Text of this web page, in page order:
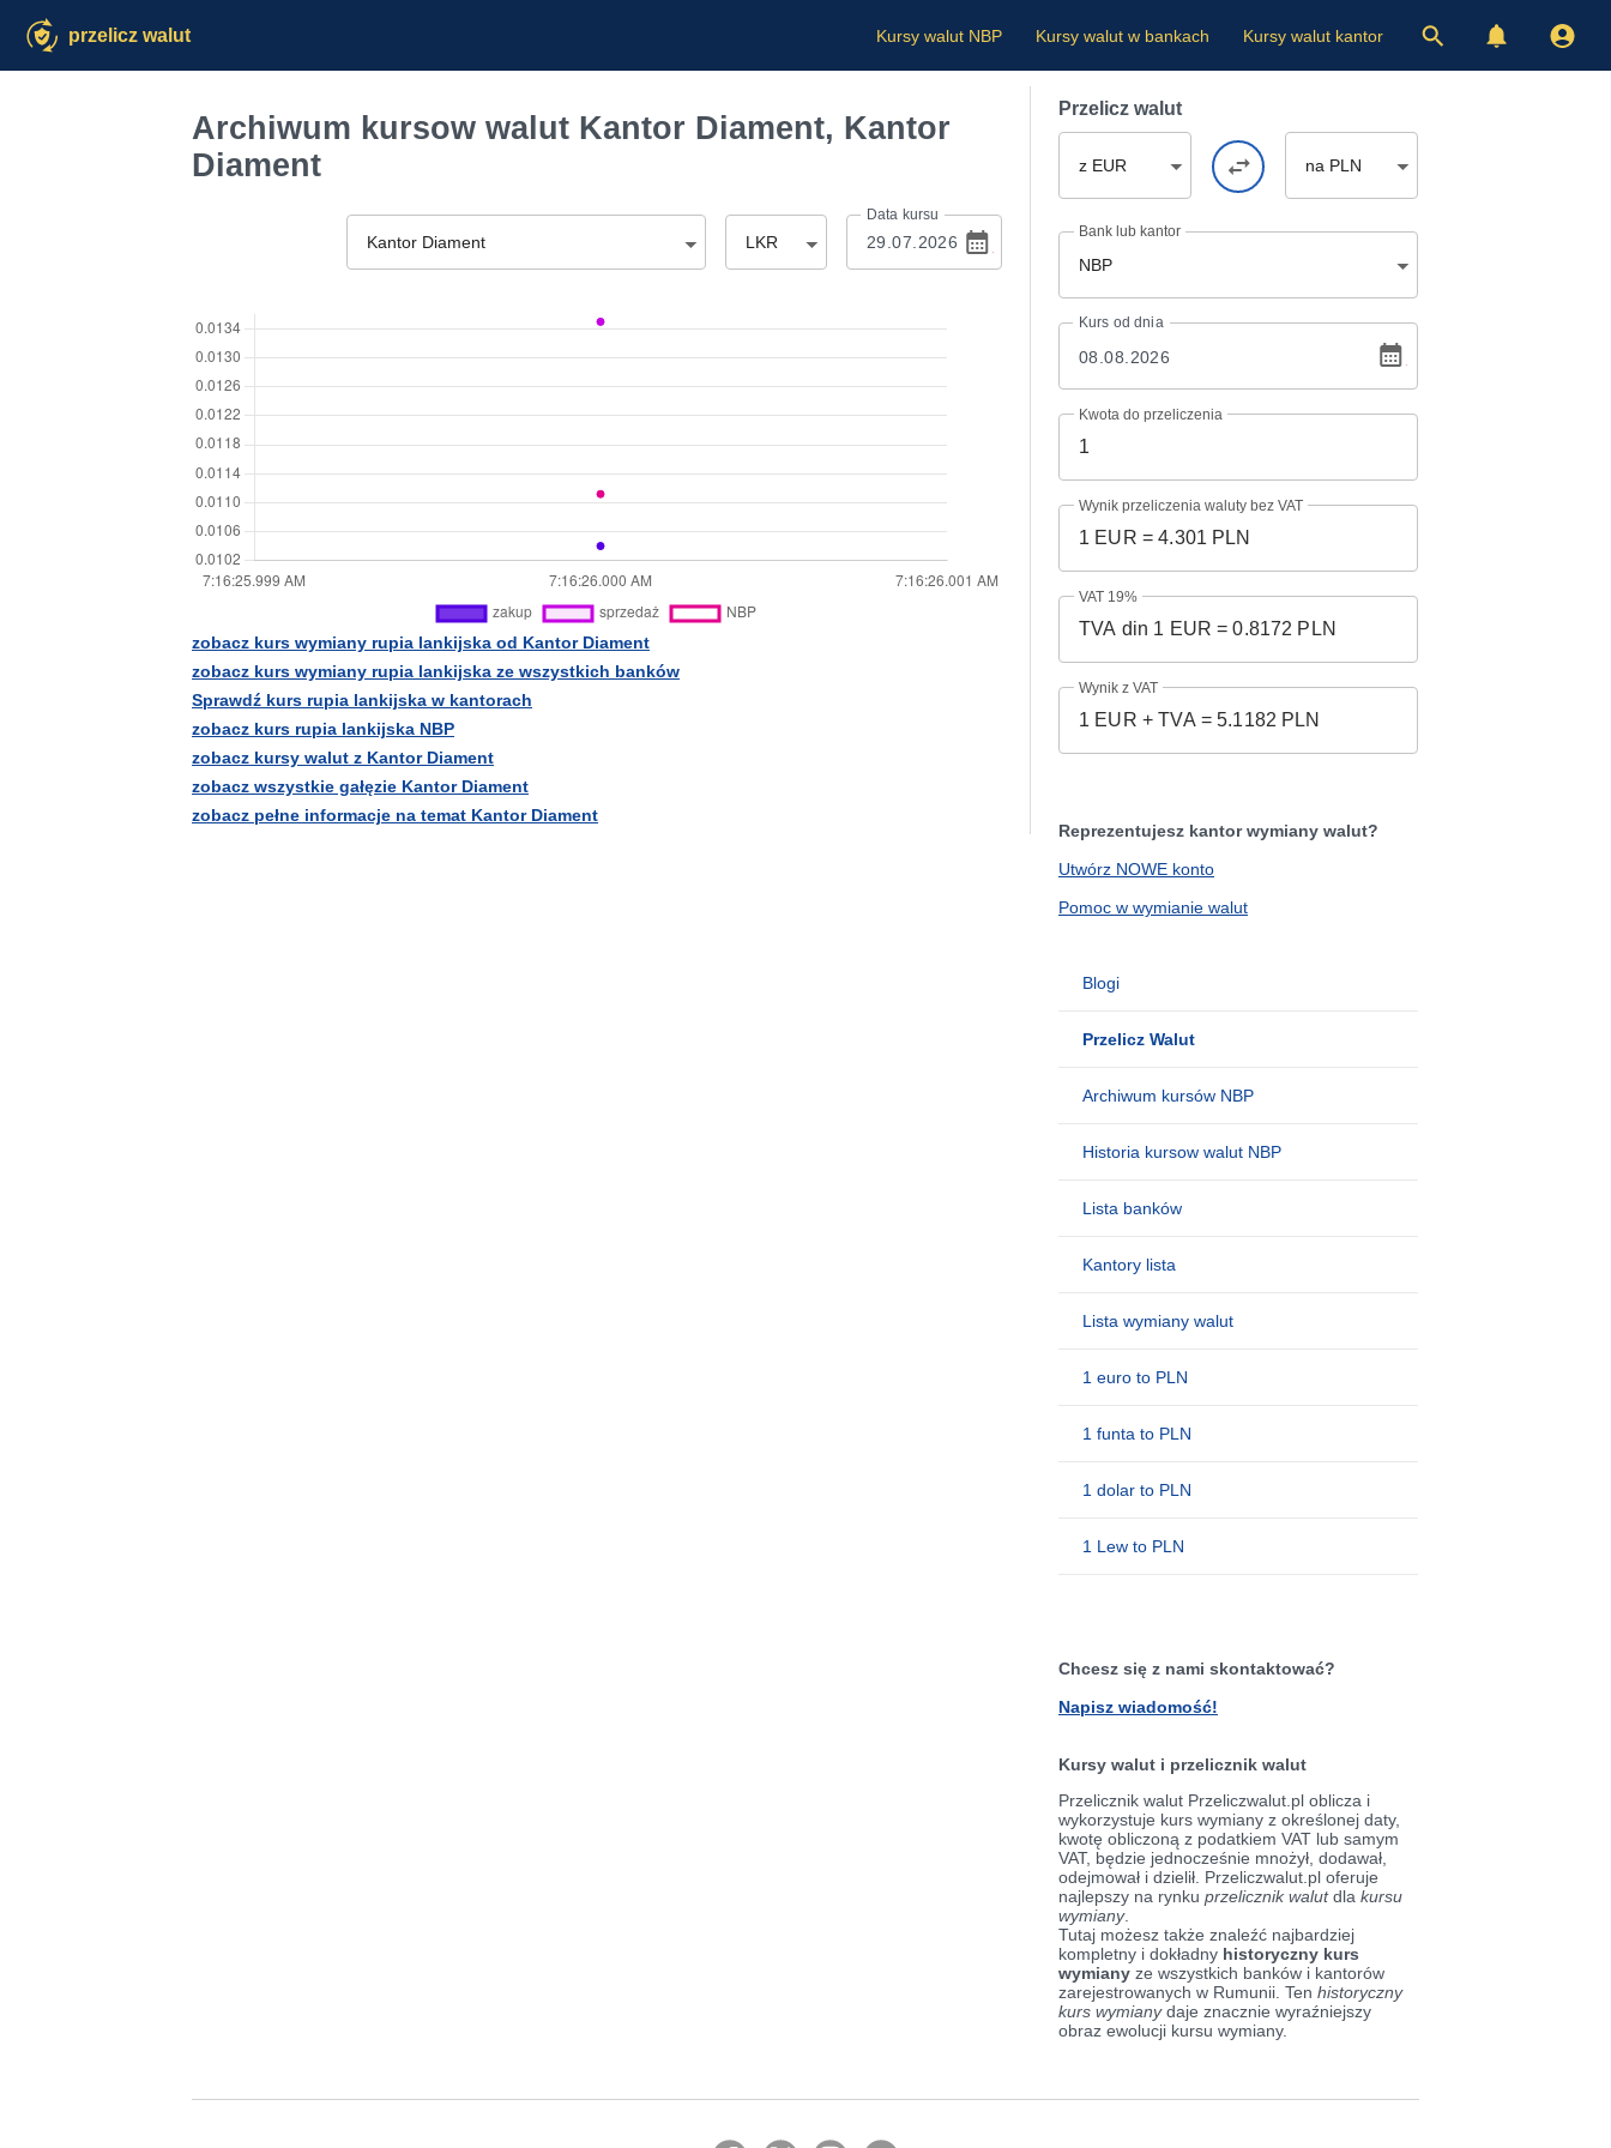
przelicz walut Kursy walut NBP Kursy walut w bankach Kursy walut kantor
Archiwum kursow walut Kantor Diament, Kantor
Diament
Kantor Diament LKR
Data kursu
zobacz kurs wymiany rupia lankijska od Kantor Diament
zobacz kurs wymiany rupia lankijska ze wszystkich banków
Sprawdź kurs rupia lankijska w kantorach
zobacz kurs rupia lankijska NBP
zobacz kursy walut z Kantor Diament
zobacz wszystkie gałęzie Kantor Diament
zobacz pełne informacje na temat Kantor Diament
Przelicz walut
z EUR na PLN
Bank lub kantor
NBP
Kurs od dnia
Kwota do przeliczenia
Wynik przeliczenia waluty bez VAT
VAT 19%
Wynik z VAT
Reprezentujesz kantor wymiany walut?
Utwórz NOWE konto
Pomoc w wymianie walut
Blogi
Przelicz Walut
Archiwum kursów NBP
Historia kursow walut NBP
Lista banków
Kantory lista
Lista wymiany walut
1 euro to PLN
1 funta to PLN
1 dolar to PLN
1 Lew to PLN
Chcesz się z nami skontaktować?
Napisz wiadomość!
Kursy walut i przelicznik walut
Przelicznik walut Przeliczwalut.pl oblicza i
wykorzystuje kurs wymiany z określonej daty,
kwotę obliczoną z podatkiem VAT lub samym
VAT, będzie jednocześnie mnożył, dodawał,
odejmował i dzielił. Przeliczwalut.pl oferuje
najlepszy na rynku przelicznik walutdla kursu
wymiany.
Tutaj możesz także znaleźć najbardziej
kompletny i dokładny historyczny kurs
wymiany ze wszystkich banków i kantorów
zarejestrowanych w Rumunii. Ten historyczny
kurs wymianydaje znacznie wyraźniejszy
obraz ewolucji kursu wymiany.